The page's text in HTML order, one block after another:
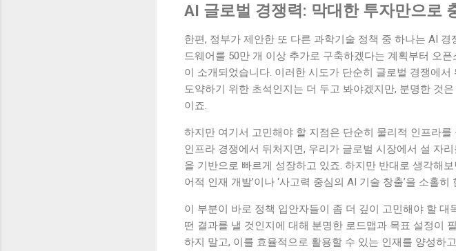
AI 글로벌 경쟁력: 막대한 투자만으로
한편, 정부가 제안한 또 다른 과학기술 정책 중 하나는 AI
드웨어를 50만 개 이상 추가로 구축하겠다는 계획부터 오
이 소개되었습니다. 이러한 시도가 단순히 글로벌 경쟁에
도약하기 위한 초석인지는 더 두고 봐야겠지만, 분명한 것
이죠.
하지만 여기서 고민해야 할 지점은 단순히 물리적 인프라
인프라 경쟁에서 뒤처지면, 우리가 글로벌 시장에서 설 자
을 기반으로 빠르게 성장하고 있죠. 하지만 반대로 생각해
어적 인재 개발’이나 ‘사고력 중심의 AI 기술 창출’을 소홀
이 부분이 바로 정책 입안자들이 좀 더 깊이 고민해야 할
떤 결과를 낼 것인지에 대해 분명한 로드맵과 목표 설정이
하지 말고, 이를 효율적으로 활용할 수 있는 인재를 양성하